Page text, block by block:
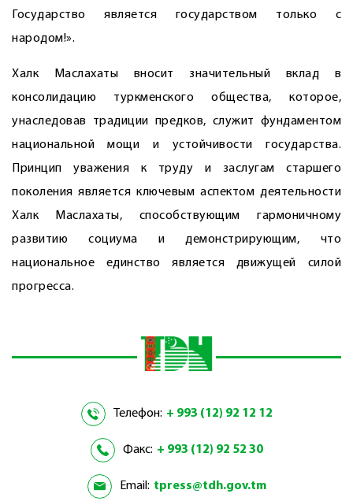
Государство является государством только с
народом!».
Халк Маслахаты вносит значительный вклад в
консолидацию туркменского общества, которое,
унаследовав традиции предков, служит фундаментом
национальной мощи и устойчивости государства.
Принцип уважения к труду и заслугам старшего
поколения является ключевым аспектом деятельности
Халк Маслахаты, способствующим гармоничному
развитию социума и демонстрирующим, что
национальное единство является движущей силой
прогресса.
Телефон: + 993 (12) 92 12 12
Факс: + 993 (12) 92 52 30
Email: tpress@tdh.gov.tm